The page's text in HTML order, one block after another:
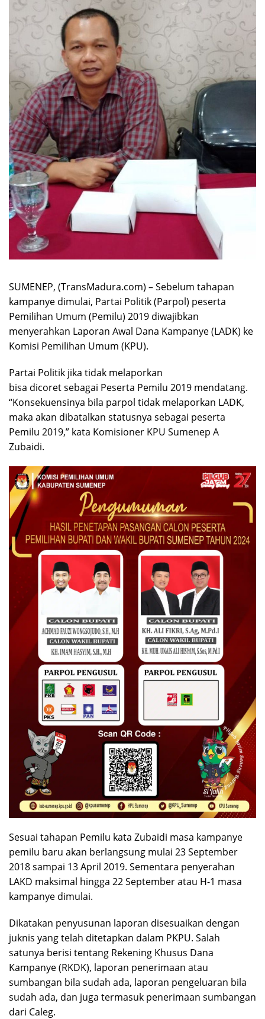
SUMENEP, (TransMadura.com) – Sebelum tahapan
kampanye dimulai, Partai Politik (Parpol) peserta
Pemilihan Umum (Pemilu) 2019 diwajibkan
menyerahkan Laporan Awal Dana Kampanye (LADK) ke
Komisi Pemilihan Umum (KPU).
Partai Politik jika tidak melaporkan
bisa dicoret sebagai Peserta Pemilu 2019 mendatang.
“Konsekuensinya bila parpol tidak melaporkan LADK,
maka akan dibatalkan statusnya sebagai peserta
Pemilu 2019,” kata Komisioner KPU Sumenep A
Zubaidi.
Sesuai tahapan Pemilu kata Zubaidi masa kampanye
pemilu baru akan berlangsung mulai 23 September
2018 sampai 13 April 2019. Sementara penyerahan
LAKD maksimal hingga 22 September atau H-1 masa
kampanye dimulai.
Dikatakan penyusunan laporan disesuaikan dengan
juknis yang telah ditetapkan dalam PKPU. Salah
satunya berisi tentang Rekening Khusus Dana
Kampanye (RKDK), laporan penerimaan atau
sumbangan bila sudah ada, laporan pengeluaran bila
sudah ada, dan juga termasuk penerimaan sumbangan
dari Caleg.